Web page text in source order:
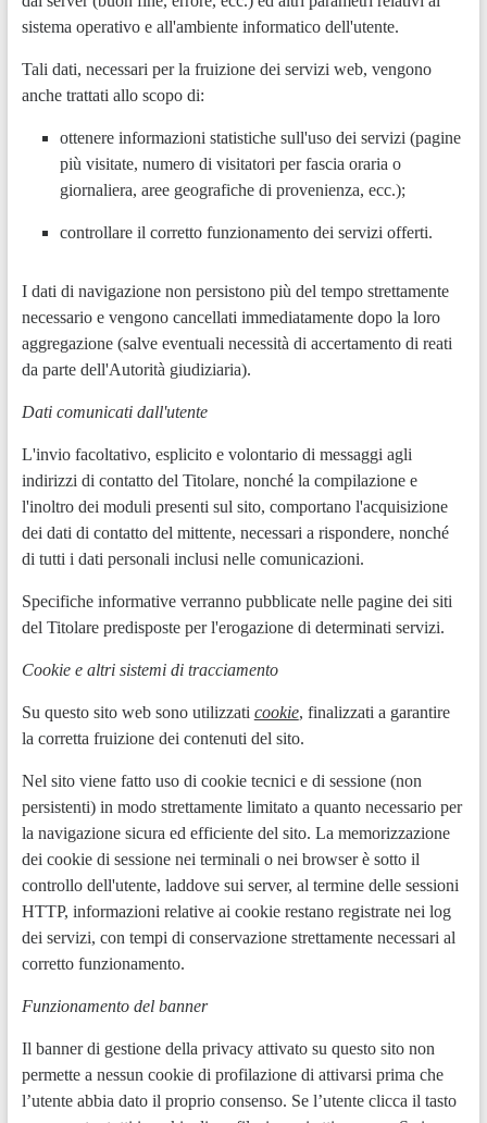
sistema operativo e all'ambiente informatico dell'utente.
Tali dati, necessari per la fruizione dei servizi web, vengono
anche trattati allo scopo di:
ottenere informazioni statistiche sull'uso dei servizi (pagine
più visitate, numero di visitatori per fascia oraria o
giornaliera, aree geografiche di provenienza, ecc.);
controllare il corretto funzionamento dei servizi offerti.
I dati di navigazione non persistono più del tempo strettamente
necessario e vengono cancellati immediatamente dopo la loro
aggregazione (salve eventuali necessità di accertamento di reati
da parte dell'Autorità giudiziaria).
Dati comunicati dall'utente
L'invio facoltativo, esplicito e volontario di messaggi agli
indirizzi di contatto del Titolare, nonché la compilazione e
l'inoltro dei moduli presenti sul sito, comportano l'acquisizione
dei dati di contatto del mittente, necessari a rispondere, nonché
di tutti i dati personali inclusi nelle comunicazioni.
Specifiche informative verranno pubblicate nelle pagine dei siti
del Titolare predisposte per l'erogazione di determinati servizi.
Cookie e altri sistemi di tracciamento
Su questo sito web sono utilizzati cookie, finalizzati a garantire
la corretta fruizione dei contenuti del sito.
Nel sito viene fatto uso di cookie tecnici e di sessione (non
persistenti) in modo strettamente limitato a quanto necessario per
la navigazione sicura ed efficiente del sito. La memorizzazione
dei cookie di sessione nei terminali o nei browser è sotto il
controllo dell'utente, laddove sui server, al termine delle sessioni
HTTP, informazioni relative ai cookie restano registrate nei log
dei servizi, con tempi di conservazione strettamente necessari al
corretto funzionamento.
Funzionamento del banner
Il banner di gestione della privacy attivato su questo sito non
permette a nessun cookie di profilazione di attivarsi prima che
l’utente abbia dato il proprio consenso. Se l’utente clicca il tasto